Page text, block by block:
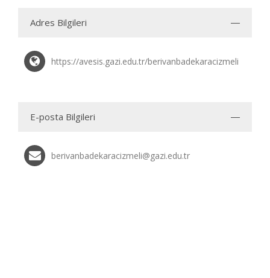
Adres Bilgileri
https://avesis.gazi.edu.tr/berivanbadekaracizmeli
E-posta Bilgileri
berivanbadekaracizmeli@gazi.edu.tr